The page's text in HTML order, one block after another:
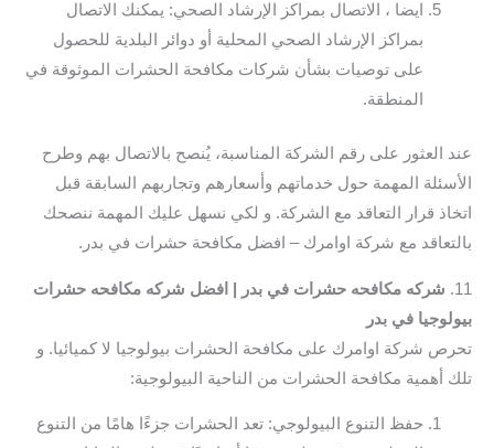
ايضا ، الاتصال بمراكز الإرشاد الصحي: يمكنك الاتصال
بمراكز الإرشاد الصحي المحلية أو دوائر البلدية للحصول
على توصيات بشأن شركات مكافحة الحشرات الموثوقة في
المنطقة.
عند العثور على رقم الشركة المناسبة، يُنصح بالاتصال بهم وطرح
الأسئلة المهمة حول خدماتهم وأسعارهم وتجاربهم السابقة قبل
اتخاذ قرار التعاقد مع الشركة. و لكي نسهل عليك المهمة ننصحك
بالتعاقد مع شركة اوامرك – افضل مكافحة حشرات في بدر.
11.
شركه مكافحه حشرات في بدر | افضل شركه مكافحه حشرات
بيولوجيا في بدر
تحرص شركة اوامرك على مكافحة الحشرات بيولوجيا لا كميائيا. و
تلك أهمية مكافحة الحشرات من الناحية البيولوجية:
حفظ التنوع البيولوجي: تعد الحشرات جزءًا هامًا من التنوع